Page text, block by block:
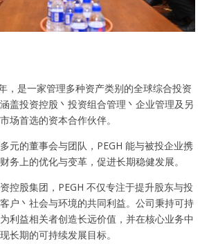
，是一家管理多种资产类别的全球综合投资
盖投资控股丶投资组合管理丶企业管理及另
场首选的资本合作伙伴。
元的董事会与团队，PEGH 能与被投企业携
务上的优化与变革，促进长期稳健发展。
控股集团，PEGH 不仅专注于提升股东与投
户丶社会与环境的共同利益。公司秉持可持
利益相关者创造长远价值，并在核心业务中
长期的可持续发展目标。